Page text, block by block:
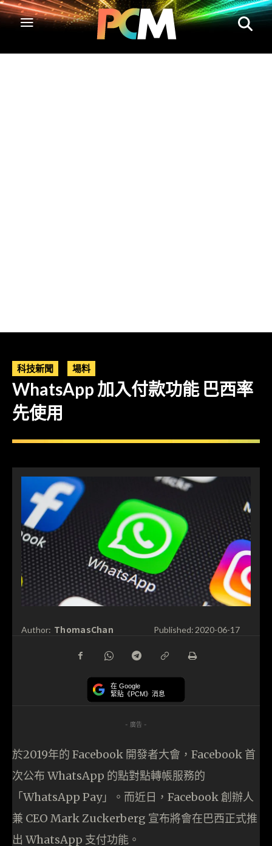
科技新聞 場料
WhatsApp 加入付款功能 巴西率
先使用
Author: ThomasChan Published: 2020-06-17
在 Google
緊貼《PCM》消息
- 廣告 -
於2019年的 Facebook 開發者大會，Facebook 首
次公布 WhatsApp 的點對點轉帳服務的
「WhatsApp Pay」。而近日，Facebook 創辦人
兼 CEO Mark Zuckerberg 宣布將會在巴西正式推
出 WhatsApp 支付功能。